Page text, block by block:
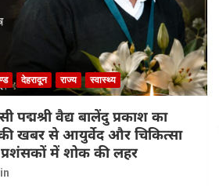
देहरादून राज्य स्वास्थ्य
पद्मश्री वैद्य बालेंदु प्रकाश का
खबर से आयुर्वेद और चिकित्सा
में शोक की लहर